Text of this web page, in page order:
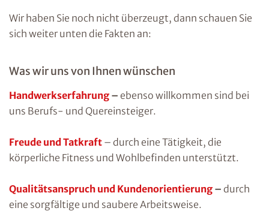
Wir haben Sie noch nicht überzeugt, dann schauen Sie
sich weiter unten die Fakten an:
Was wir uns von Ihnen wünschen
Handwerkserfahrung – ebenso willkommen sind bei
uns Berufs- und Quereinsteiger.
Freude und Tatkraft – durch eine Tätigkeit, die
körperliche Fitness und Wohlbefinden unterstützt.
Qualitätsanspruch und Kundenorientierung – durch
eine sorgfältige und saubere Arbeitsweise.